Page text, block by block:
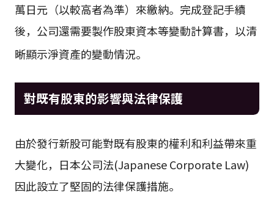
萬日元（以較高者為準）來繳納。完成登記手續
後，公司還需要製作股東資本等變動計算書，以清
晰顯示淨資產的變動情況。
對既有股東的影響與法律保護
由於發行新股可能對既有股東的權利和利益帶來重
大變化，日本公司法(Japanese Corporate Law)
因此設立了堅固的法律保護措施。